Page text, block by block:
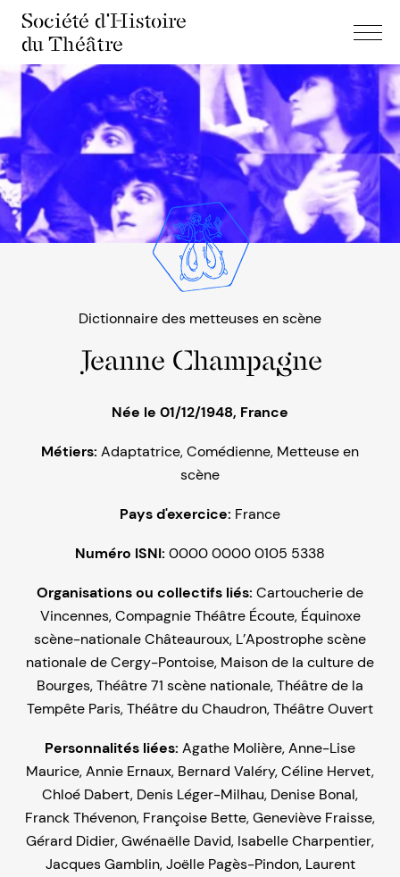
Société d'Histoire
du Théâtre
Dictionnaire des metteuses en scène
Jeanne Champagne
Née le 01/12/1948, France
Métiers: Adaptatrice,Comédienne, Metteuse en
scène
Pays d'exercice: France
Numéro ISNI: 0000 0000 0105 5338
Organisations ou collectifs liés: Cartoucherie de
Vincennes,Compagnie Théâtre Écoute, Équinoxe
scène-nationale Châteauroux, L’Apostrophe scène
nationale de Cergy-Pontoise, Maison de la culture de
Bourges,Théâtre 71 scène nationale,Théâtre de la
Tempête Paris,Théâtre du Chaudron,Théâtre Ouvert
Personnalités liées: Agathe Molière,Anne-Lise
Maurice,Annie Ernaux, Bernard Valéry,Céline Hervet,
Chloé Dabert, Denis Léger-Milhau, Denise Bonal,
Franck Thévenon, Françoise Bette,Geneviève Fraisse,
Gérard Didier,Gwénaëlle David, Isabelle Charpentier,
Jacques Gamblin,Joëlle Pagès-Pindon, Laurent